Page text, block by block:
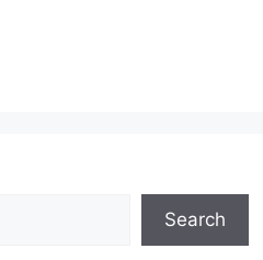
Search